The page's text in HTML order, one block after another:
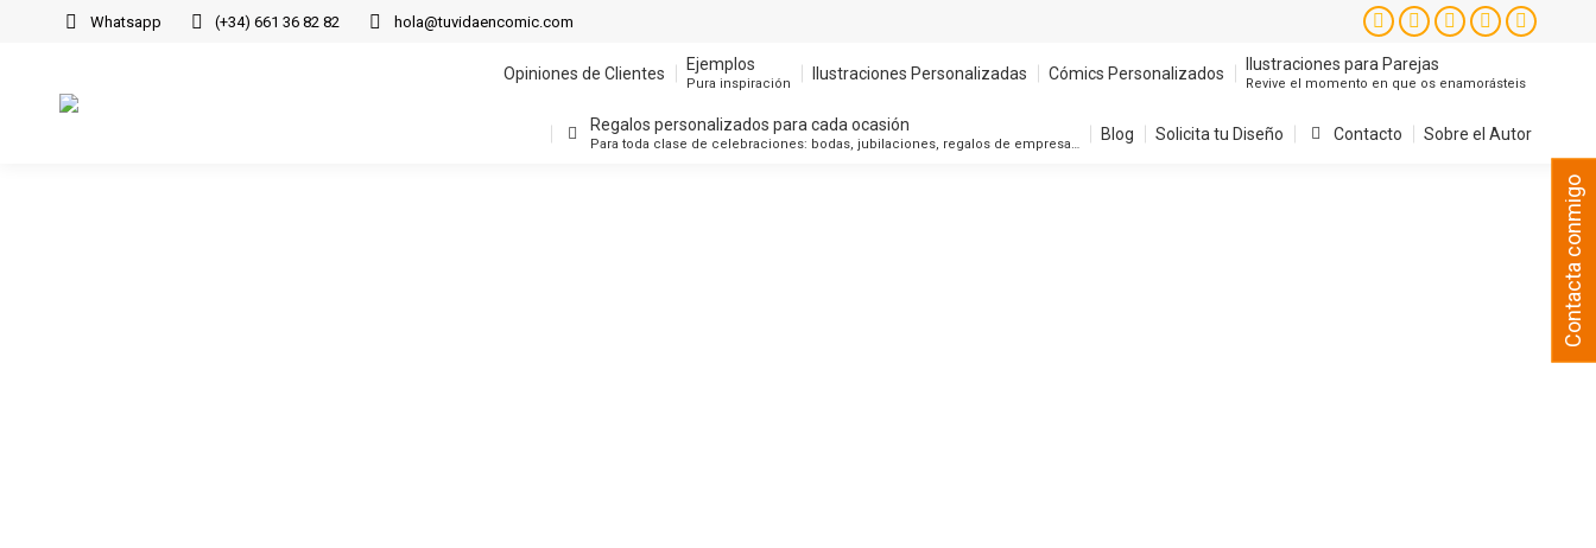
Whatsapp (+34) 661 36 82 82 hola@tuvidaencomic.com
Instagram
page
opens
in
Facebook
page
opens
in
X
opens
in
YouTube
opens
in
opens
in
new
window
Opiniones de Clientes Ejemplos
Pura inspiración
Ilustraciones Personalizadas Cómics Personalizados Ilustraciones para Parejas
Revive el momento en que os enamorásteis
Regalos personalizados para cada ocasión
Para toda clase de celebraciones: bodas, jubilaciones, regalos de empresa…
Blog Solicita tu Diseño Contacto Sobre el Autor
Contacta conmigo